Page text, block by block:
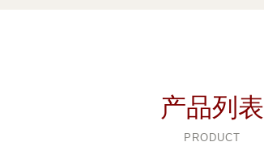
产品列表
PRODUCT